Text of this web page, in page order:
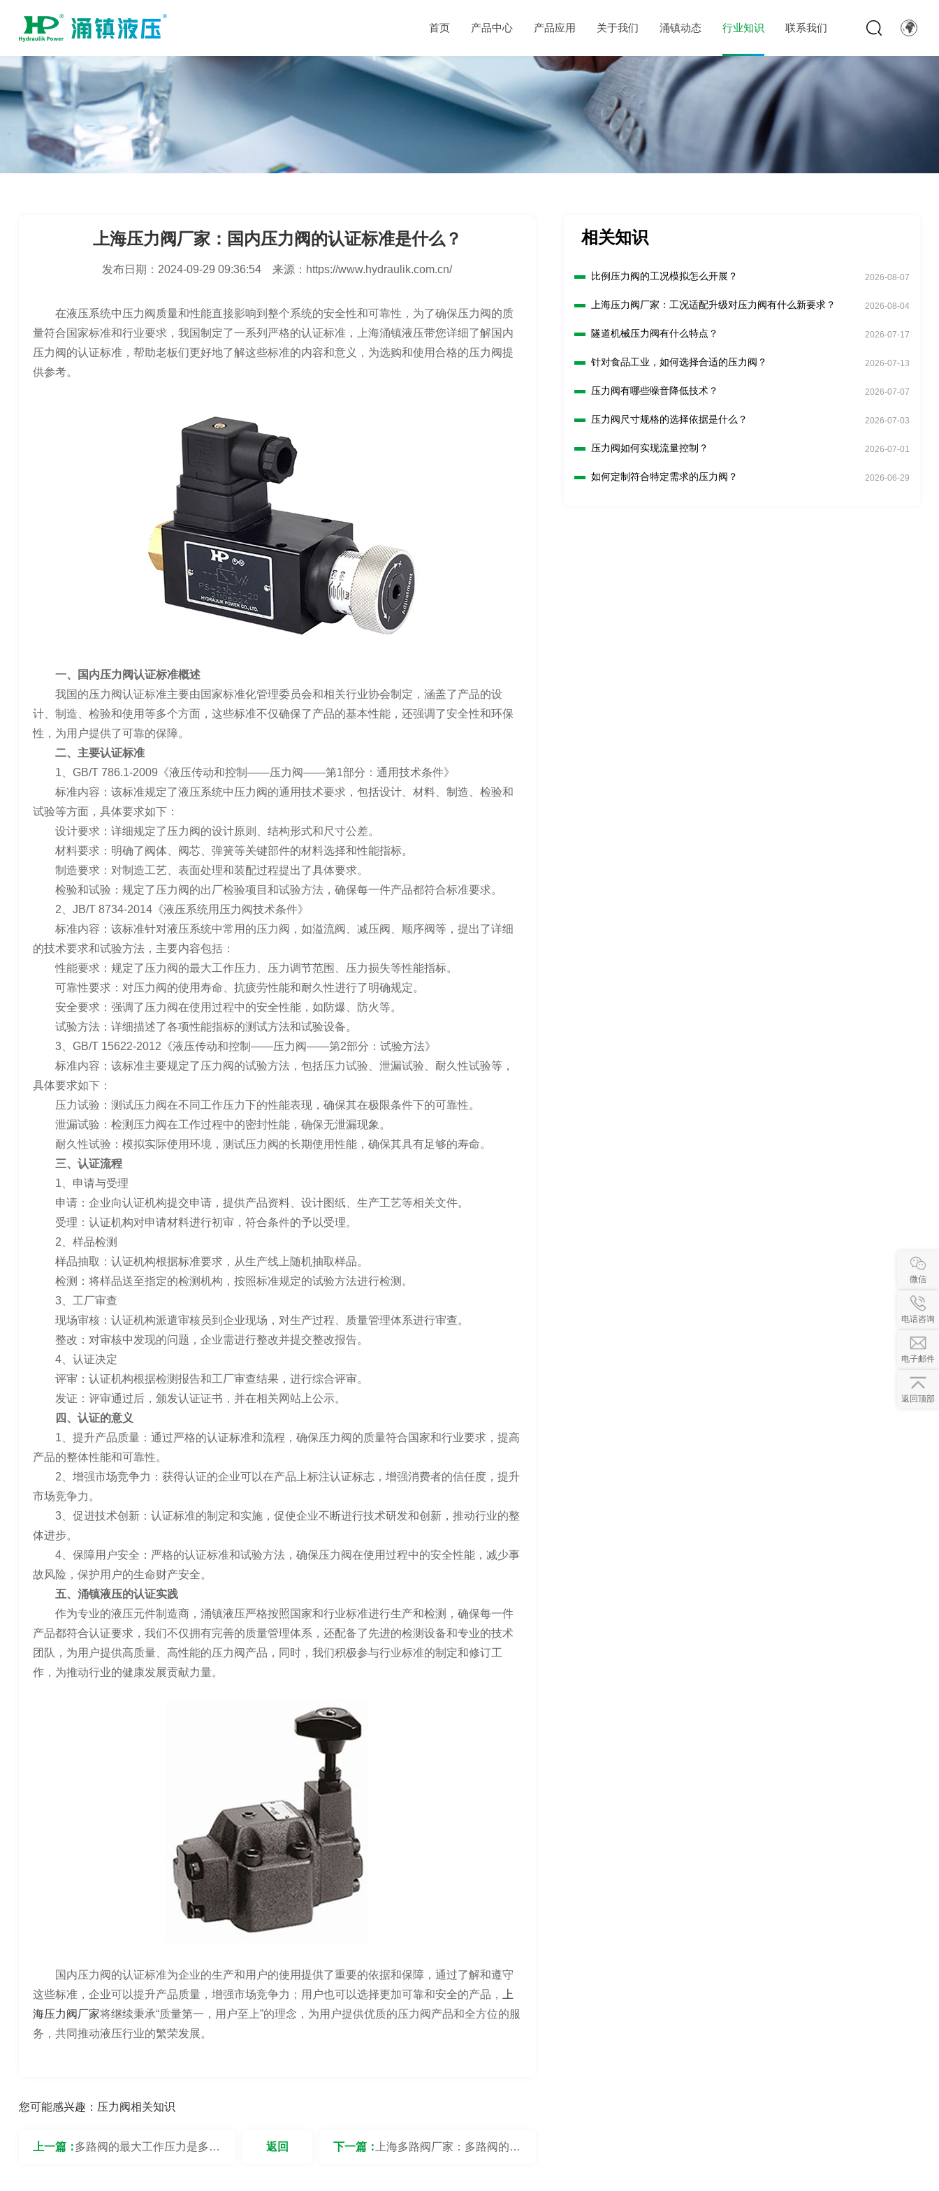
首页 产品中心 产品应用 关于我们 涌镇动态 行业知识 联系我们
上海压力阀厂家：国内压力阀的认证标准是什么？
发布日期： 2024-09-29 09:36:54 来源： https://www.hydraulik.com.cn/
在液压系统中压力阀质量和性能直接影响到整个系统的安全性和可靠性，为了确保压力阀的质
量符合国家标准和行业要求，我国制定了一系列严格的认证标准，上海涌镇液压带您详细了解国内
压力阀的认证标准，帮助老板们更好地了解这些标准的内容和意义，为选购和使用合格的压力阀提
供参考。
一、国内压力阀认证标准概述
我国的压力阀认证标准主要由国家标准化管理委员会和相关行业协会制定，涵盖了产品的设
计、制造、检验和使用等多个方面，这些标准不仅确保了产品的基本性能，还强调了安全性和环保
性，为用户提供了可靠的保障。
二、主要认证标准
1、GB/T 786.1-2009《液压传动和控制——压力阀——第1部分：通用技术条件》
标准内容：该标准规定了液压系统中压力阀的通用技术要求，包括设计、材料、制造、检验和
试验等方面，具体要求如下：
设计要求：详细规定了压力阀的设计原则、结构形式和尺寸公差。
材料要求：明确了阀体、阀芯、弹簧等关键部件的材料选择和性能指标。
制造要求：对制造工艺、表面处理和装配过程提出了具体要求。
检验和试验：规定了压力阀的出厂检验项目和试验方法，确保每一件产品都符合标准要求。
2、JB/T 8734-2014《液压系统用压力阀技术条件》
标准内容：该标准针对液压系统中常用的压力阀，如溢流阀、减压阀、顺序阀等，提出了详细
的技术要求和试验方法，主要内容包括：
性能要求：规定了压力阀的最大工作压力、压力调节范围、压力损失等性能指标。
可靠性要求：对压力阀的使用寿命、抗疲劳性能和耐久性进行了明确规定。
安全要求：强调了压力阀在使用过程中的安全性能，如防爆、防火等。
试验方法：详细描述了各项性能指标的测试方法和试验设备。
3、GB/T 15622-2012《液压传动和控制——压力阀——第2部分：试验方法》
标准内容：该标准主要规定了压力阀的试验方法，包括压力试验、泄漏试验、耐久性试验等，
具体要求如下：
压力试验：测试压力阀在不同工作压力下的性能表现，确保其在极限条件下的可靠性。
泄漏试验：检测压力阀在工作过程中的密封性能，确保无泄漏现象。
耐久性试验：模拟实际使用环境，测试压力阀的长期使用性能，确保其具有足够的寿命。
三、认证流程
1、申请与受理
申请：企业向认证机构提交申请，提供产品资料、设计图纸、生产工艺等相关文件。
受理：认证机构对申请材料进行初审，符合条件的予以受理。
2、样品检测
样品抽取：认证机构根据标准要求，从生产线上随机抽取样品。
检测：将样品送至指定的检测机构，按照标准规定的试验方法进行检测。
3、工厂审查
现场审核：认证机构派遣审核员到企业现场，对生产过程、质量管理体系进行审查。
整改：对审核中发现的问题，企业需进行整改并提交整改报告。
4、认证决定
评审：认证机构根据检测报告和工厂审查结果，进行综合评审。
发证：评审通过后，颁发认证证书，并在相关网站上公示。
四、认证的意义
1、提升产品质量：通过严格的认证标准和流程，确保压力阀的质量符合国家和行业要求，提高
产品的整体性能和可靠性。
2、增强市场竞争力：获得认证的企业可以在产品上标注认证标志，增强消费者的信任度，提升
市场竞争力。
3、促进技术创新：认证标准的制定和实施，促使企业不断进行技术研发和创新，推动行业的整
体进步。
4、保障用户安全：严格的认证标准和试验方法，确保压力阀在使用过程中的安全性能，减少事
故风险，保护用户的生命财产安全。
五、涌镇液压的认证实践
作为专业的液压元件制造商，涌镇液压严格按照国家和行业标准进行生产和检测，确保每一件
产品都符合认证要求，我们不仅拥有完善的质量管理体系，还配备了先进的检测设备和专业的技术
团队，为用户提供高质量、高性能的压力阀产品，同时，我们积极参与行业标准的制定和修订工
作，为推动行业的健康发展贡献力量。
国内压力阀的认证标准为企业的生产和用户的使用提供了重要的依据和保障，通过了解和遵守
这些标准，企业可以提升产品质量，增强市场竞争力；用户也可以选择更加可靠和安全的产品，
上
海压力阀厂家将继续秉承“质量第一，用户至上”的理念，为用户提供优质的压力阀产品和全方位的服
务，共同推动液压行业的繁荣发展。
您可能感兴趣： 压力阀相关知识
上一篇：多路阀的最大工作压力是多 下一篇： 上海多路阀厂家：多路阀的应
返回
相关知识
比例压力阀的工况模拟怎么开展？ 2026-08-07
上海压力阀厂家：工况适配升级对压力阀有什么新要求？ 2026-08-04
隧道机械压力阀有什么特点？ 2026-07-17
针对食品工业，如何选择合适的压力阀？ 2026-07-13
压力阀有哪些噪音降低技术？ 2026-07-07
压力阀尺寸规格的选择依据是什么？ 2026-07-03
压力阀如何实现流量控制？ 2026-07-01
如何定制符合特定需求的压力阀？ 2026-06-29
微信
电话咨询
电子邮件
返回顶部